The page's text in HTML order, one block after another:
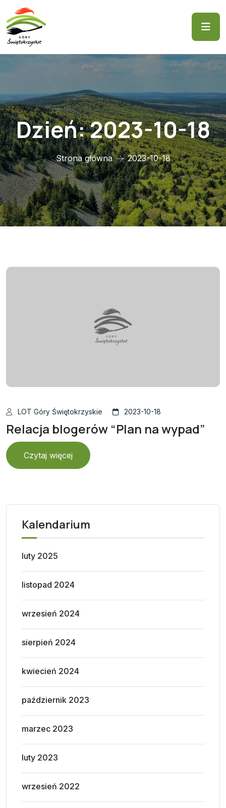
Dzień:2023-10-18
Strona główna 2023-10-18
LOT Góry Świętokrzyskie 2023-10-18
Relacja blogerów “Plan na wypad”
Czytaj więcej
Kalendarium
luty 2025
listopad 2024
wrzesień 2024
sierpień 2024
kwiecień 2024
październik 2023
marzec 2023
luty 2023
wrzesień 2022